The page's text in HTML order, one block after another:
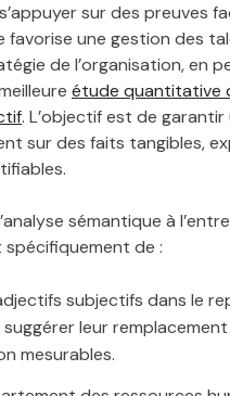
sur des preuves
favorise une gestion des
de l’organisation, en
étude quantitative
. L’objectif est de garantir
sur des faits tangibles,
sémantique à
de :
subjectifs dans le
leur
mesurables.